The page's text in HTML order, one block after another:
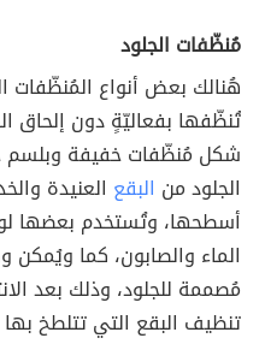
مُنظّفات الجلود
هُنالك بعض أنواع المُنظّفات
تُنظّفها بفعاليّةٍ دون إلحاق
شكل مُنظّفات خفيفة وبلسم
الجلود من البقع العنيدة
أسطحها، وتُستخدم بعضها
الماء والصابون، كما ويُمكن
مُصممة للجلود، وذلك بعد
تنظيف البقع التي تتلطخ بها